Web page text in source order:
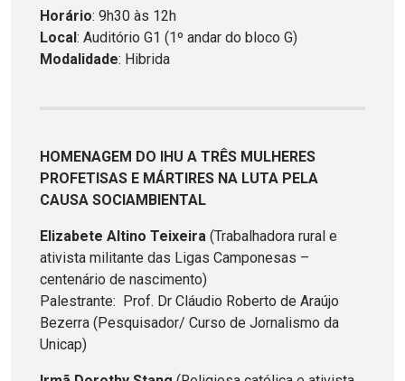
Horário: 9h30 às 12h
Local: Auditório G1 (1º andar do bloco G)
Modalidade: Hibrida
HOMENAGEM DO IHU A TRÊS MULHERES
PROFETISAS E MÁRTIRES NA LUTA PELA
CAUSA SOCIAMBIENTAL
Elizabete Altino Teixeira (Trabalhadora rural e
ativista militante das Ligas Camponesas –
centenário de nascimento)
Palestrante: Prof. Dr Cláudio Roberto de Araújo
Bezerra (Pesquisador/ Curso de Jornalismo da
Unicap)